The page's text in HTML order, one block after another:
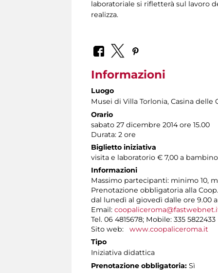
laboratoriale si rifletterà sul lavoro
realizza.
Informazioni
Luogo
Musei di Villa Torlonia, Casina delle
Orario
sabato 27 dicembre 2014 ore 15.00
Durata: 2 ore
Biglietto iniziativa
visita e laboratorio € 7,00 a
Informazioni
Massimo partecipanti: minimo 10,
Prenotazione obbligatoria alla Coop.
dal lunedì al giovedì dalle ore 9.00
Email:
Tel. 06 4815678; Mobile: 335 5822433
Sito web: www.coopaliceroma.it
Tipo
Iniziativa didattica
Prenotazione obbligatoria: Sì